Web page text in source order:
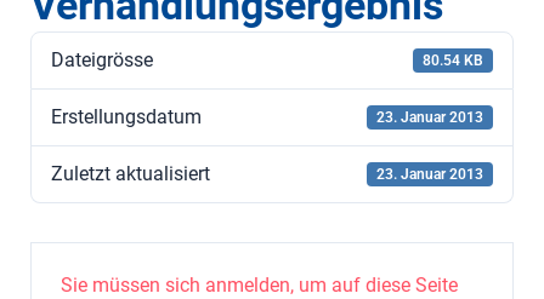
Dateigrösse 80.54 KB
Erstellungsdatum 23. Januar 2013
Zuletzt aktualisiert 23. Januar 2013
Sie müssen sich anmelden, um auf diese Seite